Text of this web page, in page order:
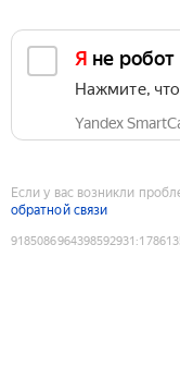
Я не робот
Нажмите,
Yandex
Если у вас возникли
обратной связи
9185086964398592931 :